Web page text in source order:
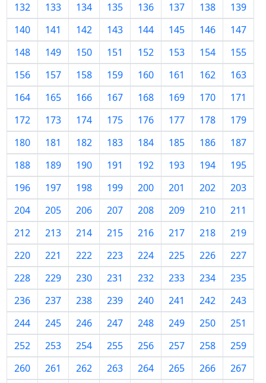
132
133 134 135 136 137 138
139
140
141 142 143 144 145 146
147
148
149 150 151 152 153 154
155
156
157 158 159 160 161 162
163
164
165 166 167 168 169 170
171
172
173 174 175 176 177 178
179
180
181 182 183 184 185 186
187
188
189 190 191 192 193 194
195
196
197 198 199 200 201 202
203
204
205 206 207 208 209 210
211
212
213 214 215 216 217 218
219
220
221 222 223 224 225 226
227
228
229 230 231 232 233 234
235
236
237 238 239 240 241 242
243
244
245 246 247 248 249 250
251
252
253 254 255 256 257 258
259
260
261 262 263 264 265 266
267